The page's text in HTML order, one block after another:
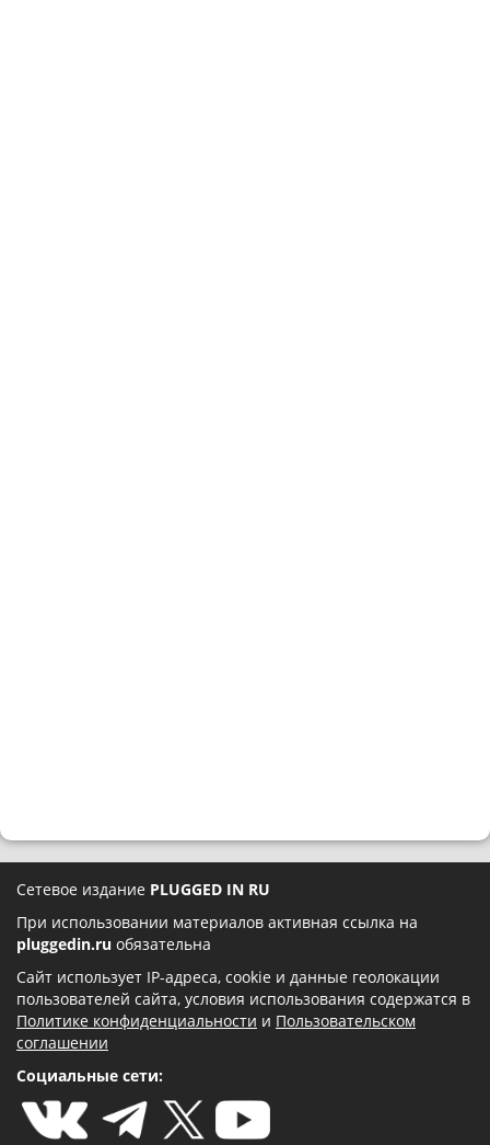
Сетевое издание PLUGGED IN RU
При использовании материалов активная ссылка на
pluggedin.ru обязательна
Сайт использует IP-адреса, cookie и данные геолокации
пользователей сайта, условия использования содержатся в
Политике конфиденциальности и Пользовательском
соглашении
Социальные сети: